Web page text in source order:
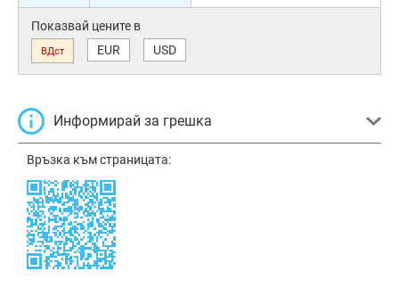
Показвай цените в
ВДст EUR USD
Информирай за грешка
Връзка към страницата: